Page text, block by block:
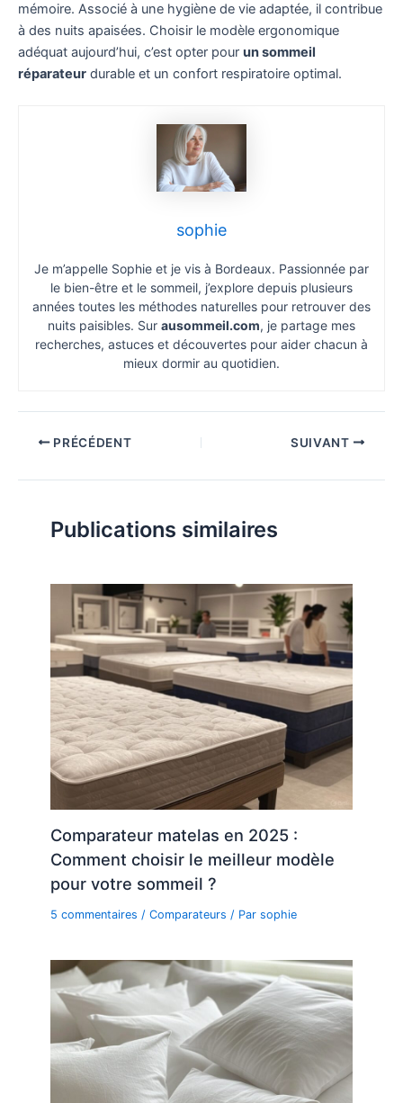
mémoire. Associé à une hygiène de vie adaptée, il contribue
à des nuits apaisées. Choisir le modèle ergonomique
adéquat aujourd’hui, c’est opter pour un sommeil
réparateur durable et un confort respiratoire optimal.
sophie
Je m’appelle Sophie et je vis à Bordeaux. Passionnée par
le bien-être et le sommeil, j’explore depuis plusieurs
années toutes les méthodes naturelles pour retrouver des
nuits paisibles. Sur ausommeil.com, je partage mes
recherches, astuces et découvertes pour aider chacun à
mieux dormir au quotidien.
PRÉCÉDENT SUIVANT
Publications similaires
Comparateur matelas en 2025 :
Comment choisir le meilleur modèle
pour votre sommeil ?
5 commentaires /Comparateurs / Parsophie